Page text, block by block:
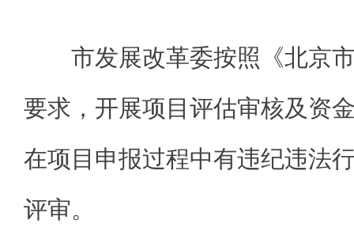
市发展改革委按照《北京
要求，开展项目评估审核及资
在项目申报过程中有违纪违法
评审。